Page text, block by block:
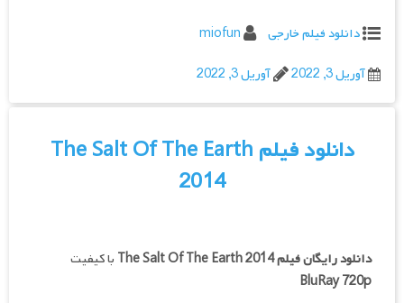
دانلود فیلم خارجی
miofun
آوریل 3, 2022
آوریل 3, 2022
دانلود فیلم The Salt Of The Earth
2014
دانلود رایگان فیلمThe Salt Of The Earth 2014 با کیفیت
BluRay 720p